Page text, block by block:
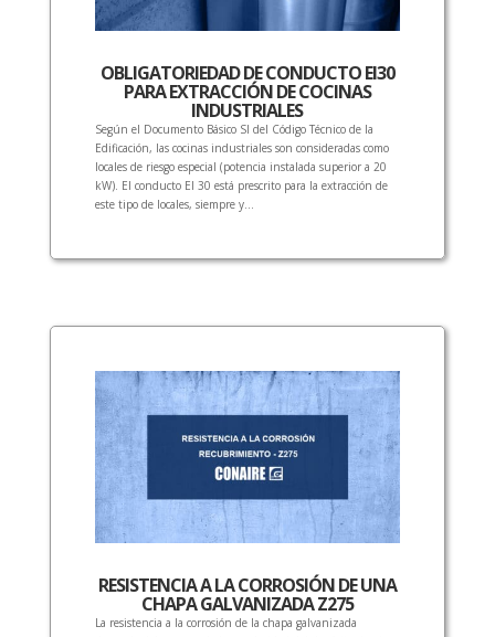
OBLIGATORIEDAD DE CONDUCTO EI30
PARA EXTRACCIÓN DE COCINAS
INDUSTRIALES
Según el Documento Básico SI del Código Técnico de la
Edificación, las cocinas industriales son consideradas como
locales de riesgo especial (potencia instalada superior a 20
kW). El conducto EI 30 está prescrito para la extracción de
este tipo de locales, siempre y...
RESISTENCIA A LA CORROSIÓN DE UNA
CHAPA GALVANIZADA Z275
La resistencia a la corrosión de la chapa galvanizada